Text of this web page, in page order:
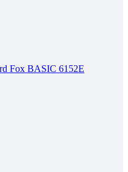
Fox BASIC 6152E